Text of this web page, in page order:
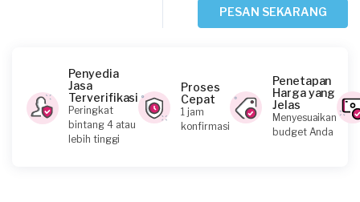
Claudia requested Daily Cleaning
Sekitar 8 jam yang lalu
Jakarta Timur, Jakarta
PESAN SEKARANG
Penyedia
Jasa
Terverifikasi
Peringkat
bintang 4 atau
lebih tinggi
Proses
Cepat
1 jam
konfirmasi
Penetapan
Harga yang
Jelas
Menyesuaikan
budget Anda